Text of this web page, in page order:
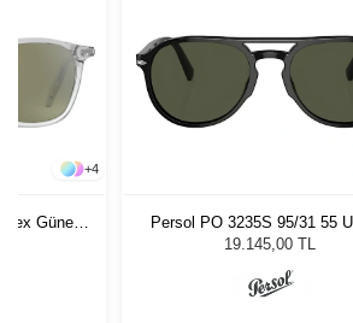
+4
Güneş
Persol PO 3235S 95/31 55
Güneş Gözlüğü
19.145,00 TL